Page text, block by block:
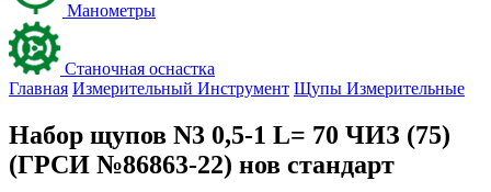
Манометры
Станочная оснастка
Главная Измерительный Инструмент Щупы Измерительные
Набор щупов N3 0,5-1 L= 70 ЧИЗ (75)
(ГРСИ №86863-22) нов стандарт